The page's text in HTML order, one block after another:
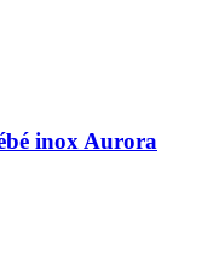
inox Aurora